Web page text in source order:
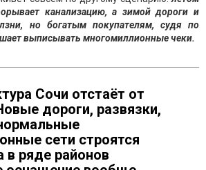
канализацию, а зимой дороги и
но богатым покупателям, судя по
выписывать многомиллионные чеки.
Сочи отстаёт от
дороги, развязки,
сети строятся
в ряде районов